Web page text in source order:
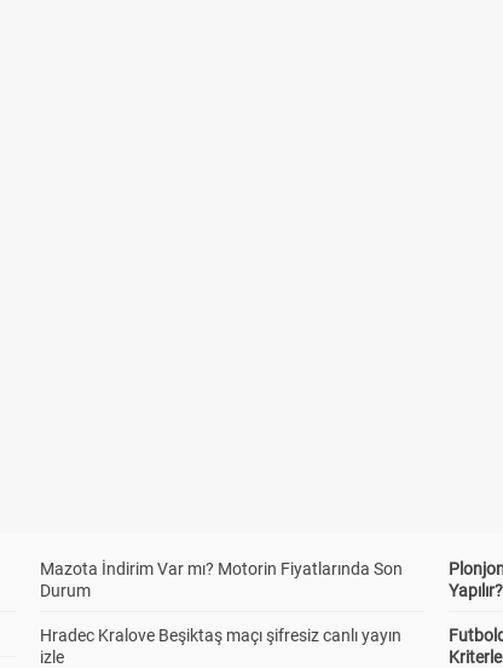
Mazota İndirim Var mı? Motorin Fiyatlarında Son
Durum
Hradec Kralove Beşiktaş maçı şifresiz canlı yayın
izle
Yapılır?